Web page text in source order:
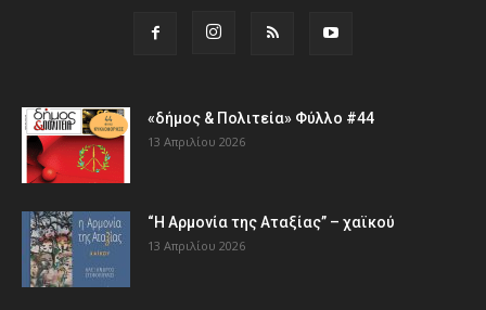
«δήμος & Πολιτεία» Φύλλο #44
13 Απριλίου 2026
“Η Αρμονία της Αταξίας” – χαϊκού
13 Απριλίου 2026